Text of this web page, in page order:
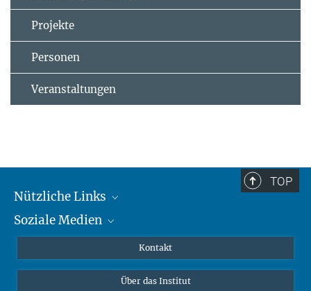
Projekte
Personen
Veranstaltungen
TOP
Nützliche Links
MMG Alumni Corner
Soziale Medien
Bluesky
Kontakt
Über das Institut